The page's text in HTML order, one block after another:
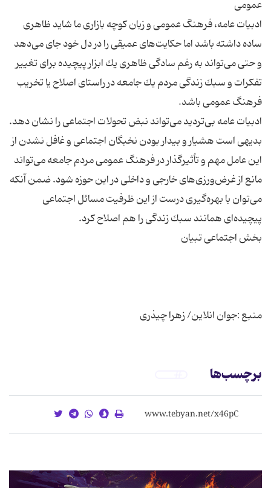
ادبیات عامه، فرهنگ عمومی و زبان كوچه بازاری ما شاید ظاهری
ساده داشته باشد اما حكایت‌های عمیقی را در دل خود جای می‌دهد
و حتی می‌تواند به رغم سادگی ظاهری یك ابزار پیچیده برای تغییر
تفكرات و سبك زندگی مردم یك جامعه در راستای اصلاح یا تخریب
ادبیات عامه بی‌تردید می‌تواند نبض تحولات اجتماعی را نشان دهد.
بدیهی است هشیار و بیدار بودن نخبگان اجتماعی و غافل نشدن از
این عامل مهم و تأثیرگذار در فرهنگ عمومی مردم جامعه می‌تواند
مانع از غرض‌ورزی‌های خارجی و داخلی در این حوزه شود. ضمن آنكه
می‌توان با بهره‌گیری درست از این ظرفیت مسائل اجتماعی
منبع :جوان انلاین/ زهرا چیذری
برچسب‌ها